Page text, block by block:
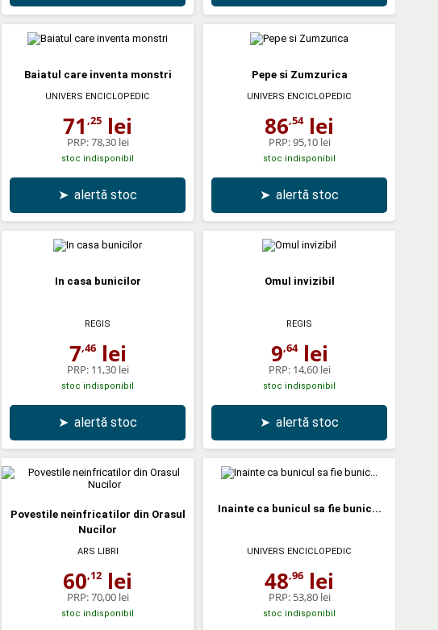
Baiatul care inventa monstri
UNIVERS ENCICLOPEDIC
71 ,25 lei
PRP:78,30 lei
stoc indisponibil
➤ alertă stoc
Pepe si Zumzurica
UNIVERS ENCICLOPEDIC
86,54lei
PRP:95,10 lei
stoc indisponibil
➤ alertă stoc
In casa bunicilor
REGIS
7,46lei
PRP: 11,30 lei
stoc indisponibil
➤ alertă stoc
Omul invizibil
REGIS
9,64lei
PRP: 14,60 lei
stoc indisponibil
➤ alertă stoc
Povestile neinfricatilor din Orasul
Nucilor
ARS LIBRI
60,12 lei
PRP:70,00 lei
stoc indisponibil
Inainte ca bunicul sa fie bunic...
UNIVERS ENCICLOPEDIC
48,96 lei
PRP: 53,80 lei
stoc indisponibil